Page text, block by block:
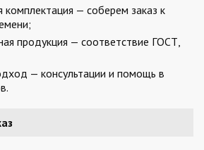
комплектация — соберем заказ к
продукция — соответствие ГОСТ,
— консультации и помощь в